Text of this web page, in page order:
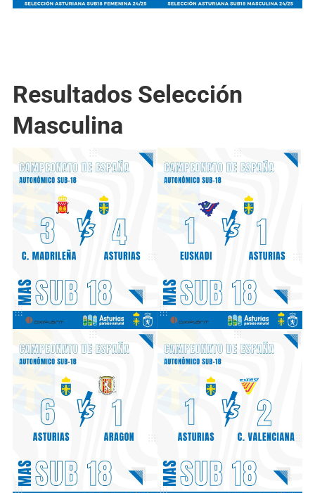
Resultados Selección
Masculina